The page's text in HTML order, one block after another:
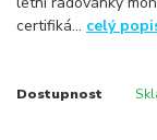
certifiká... celý
Dostupnost